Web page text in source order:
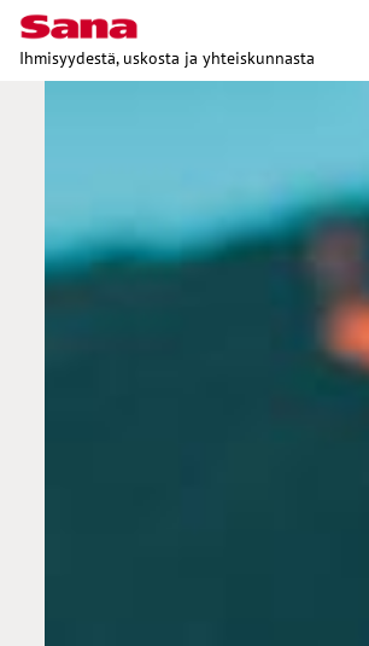
Ihmisyydestä, uskosta ja yhteiskunnasta